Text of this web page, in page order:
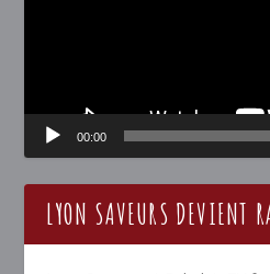
00:00
LYON SAVEURS DEVIENT